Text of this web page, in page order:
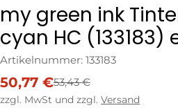
my green ink
cyan HC (133183)
Artikelnummer: 133183
Verkaufspreis
50,77 €
Regulärer
Preis
53,43 €
zzgl. MwSt und zzgl. Versand